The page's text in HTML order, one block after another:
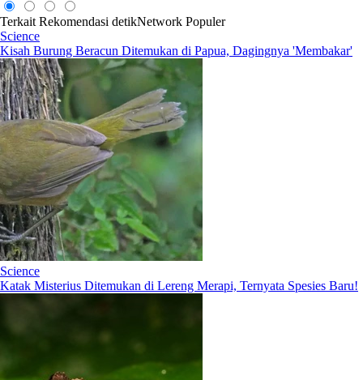
Terkait Rekomendasi detikNetwork Populer
Science
Kisah Burung Beracun Ditemukan di Papua, Dagingnya 'Membakar'
Science
Katak Misterius Ditemukan di Lereng Merapi, Ternyata Spesies Baru!